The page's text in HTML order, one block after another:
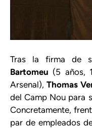
Tras la firma de
Bartomeu (5 años,
Arsenal), Thomas
del Camp Nou para
Concretamente,
par de empleados